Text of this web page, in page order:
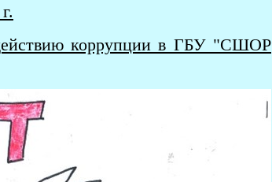
.
коррупции в ГБУ "СШОР